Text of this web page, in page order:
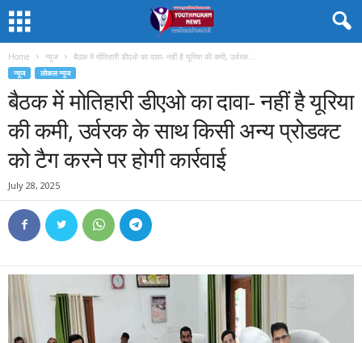
Home न्यूज बैठक में मोतिहारी डीएओ का दावा- नहीं है यूरिया की कमी, उर्वरक...
न्यूज लोकल न्यूज
बैठक में मोतिहारी डीएओ का दावा- नहीं है यूरिया
की कमी, उर्वरक के साथ किसी अन्य प्रोडक्ट
को टैग करने पर होगी कार्रवाई
July 28, 2025